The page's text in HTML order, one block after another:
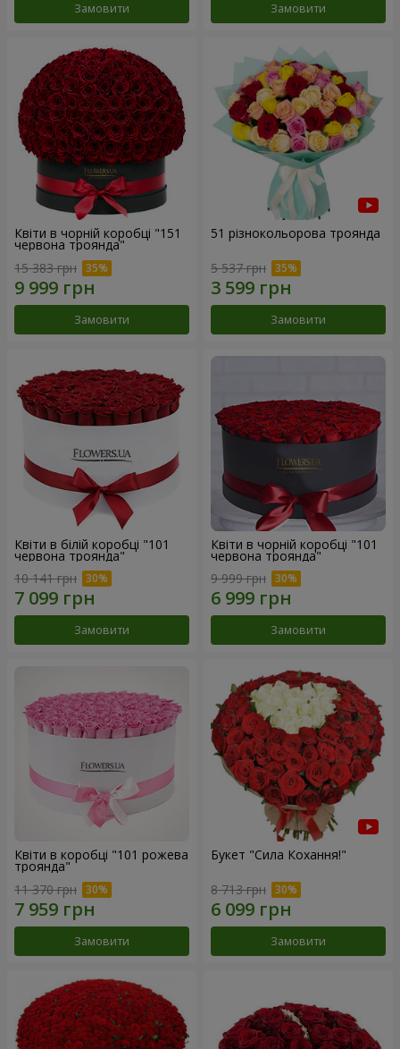
Замовити Замовити
Квіти в чорній коробці "151
червона троянда"
15 383 грн
Замовити
51 різнокольорова троянда
5 537 грн
Замовити
Квіти в білій коробці "101
червона троянда"
10 141 грн
Замовити
Квіти в чорній коробці "101
червона троянда"
9 999 грн
Замовити
Квіти в коробці "101 рожева
троянда"
11 370 грн
Замовити
Букет "Сила Кохання!"
8 713 грн
Замовити